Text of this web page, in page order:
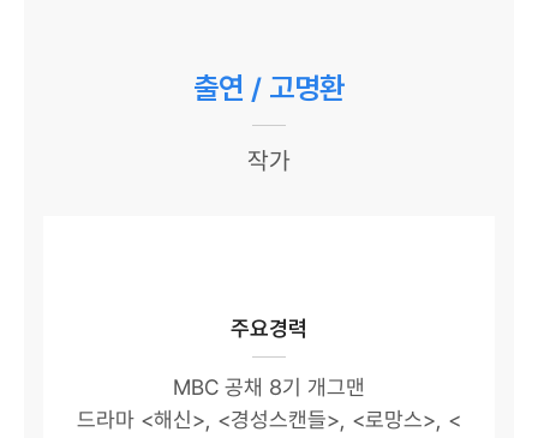
출연 / 고명환
작가
주요경력
MBC 공채 8기 개그맨
드라마 <해신>, <경성스캔들>, <로망스>, <